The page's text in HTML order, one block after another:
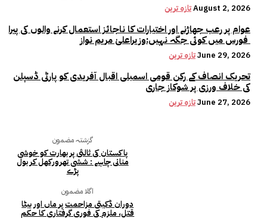
تازہ ترینAugust 2, 2026
عوام پر رعب جھاڑنے اور اختیارات کا ناجائز استعمال کرنے والوں کی پیرا
تازہ ترینJune 29, 2026
تحریک انصاف کے رکن قومی اسمبلی اقبال آفریدی کو پارٹی ڈسپلن
کی خلاف ورزی پر شوکاز جاری
تازہ ترینJune 27, 2026
گزشتہ مضمون
پاکستان کی ثالثی پر بھارت کو خوشی
منانی چاہیے : ششی تھرورکھل کر بول
پڑے
اگلا مضمون
دوران ڈکیتی مزاحمت پر ماں اور بیٹا
قتل، ملزم کی فوری گرفتاری کا حکم